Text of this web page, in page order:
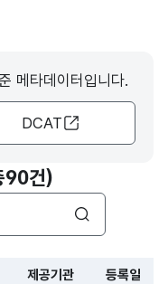
메타데이터입니다.
DCAT
90건)
검색
제공기관 등록일